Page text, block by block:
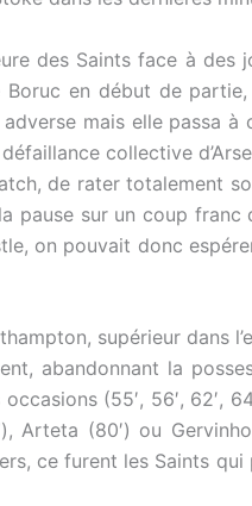
des Saints face à des
en début de
mais elle passa à
collective
de rater totalement
sur un coup
on pouvait donc
supérieur dans
abandonnant la
(55′, 56′, 62′,
(80′) ou
ce furent les Saints